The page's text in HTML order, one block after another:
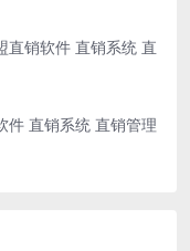
直销软件 直销系统 直
件 直销系统 直销管理